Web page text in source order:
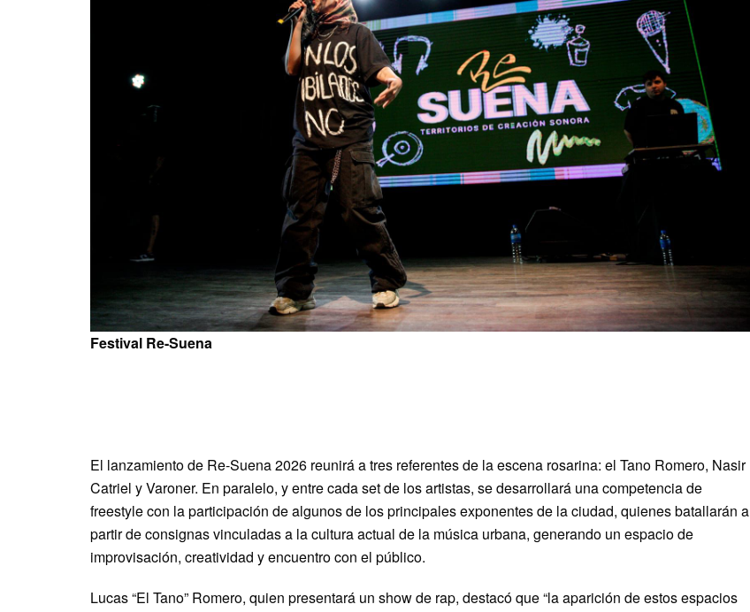
Festival Re-Suena
El lanzamiento de Re-Suena 2026 reunirá a tres referentes de la escena rosarina: el Tano Romero, Nasir
Catriel y Varoner. En paralelo, y entre cada set de los artistas, se desarrollará una competencia de
freestyle con la participación de algunos de los principales exponentes de la ciudad, quienes batallarán a
partir de consignas vinculadas a la cultura actual de la música urbana, generando un espacio de
improvisación, creatividad y encuentro con el público.
Lucas “El Tano” Romero, quien presentará un show de rap, destacó que “la aparición de estos espacios